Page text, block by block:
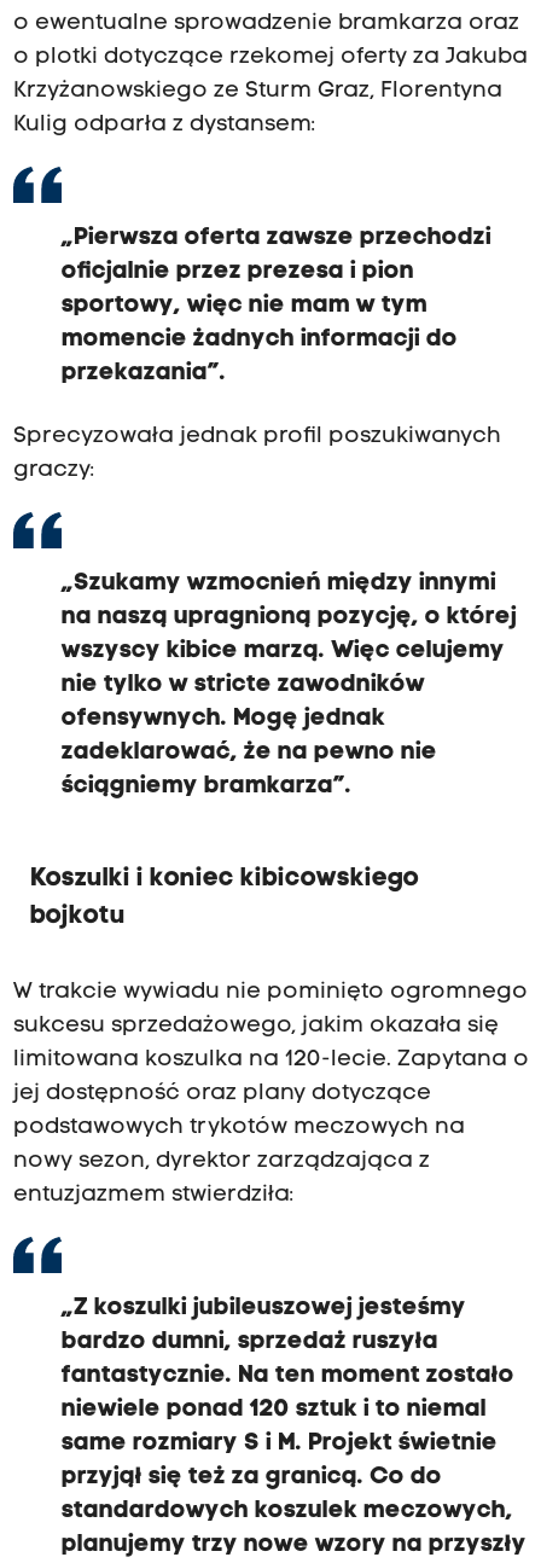
o ewentualne sprowadzenie bramkarza oraz
o plotki dotyczące rzekomej oferty za Jakuba
Krzyżanowskiego ze Sturm Graz, Florentyna
Kulig odparła z dystansem:
„Pierwsza oferta zawsze przechodzi
oficjalnie przez prezesa i pion
sportowy, więc nie mam w tym
momencie żadnych informacji do
przekazania”.
Sprecyzowała jednak profil poszukiwanych
graczy:
„Szukamy wzmocnień między innymi
na naszą upragnioną pozycję, o której
wszyscy kibice marzą. Więc celujemy
nie tylko w stricte zawodników
ofensywnych. Mogę jednak
zadeklarować, że na pewno nie
ściągniemy bramkarza”.
Koszulki i koniec kibicowskiego
bojkotu
W trakcie wywiadu nie pominięto ogromnego
sukcesu sprzedażowego, jakim okazała się
limitowana koszulka na 120-lecie. Zapytana o
jej dostępność oraz plany dotyczące
podstawowych trykotów meczowych na
nowy sezon, dyrektor zarządzająca z
entuzjazmem stwierdziła:
„Z koszulki jubileuszowej jesteśmy
bardzo dumni, sprzedaż ruszyła
fantastycznie. Na ten moment zostało
niewiele ponad 120 sztuk i to niemal
same rozmiary S i M. Projekt świetnie
przyjął się też za granicą. Co do
standardowych koszulek meczowych,
planujemy trzy nowe wzory na przyszły